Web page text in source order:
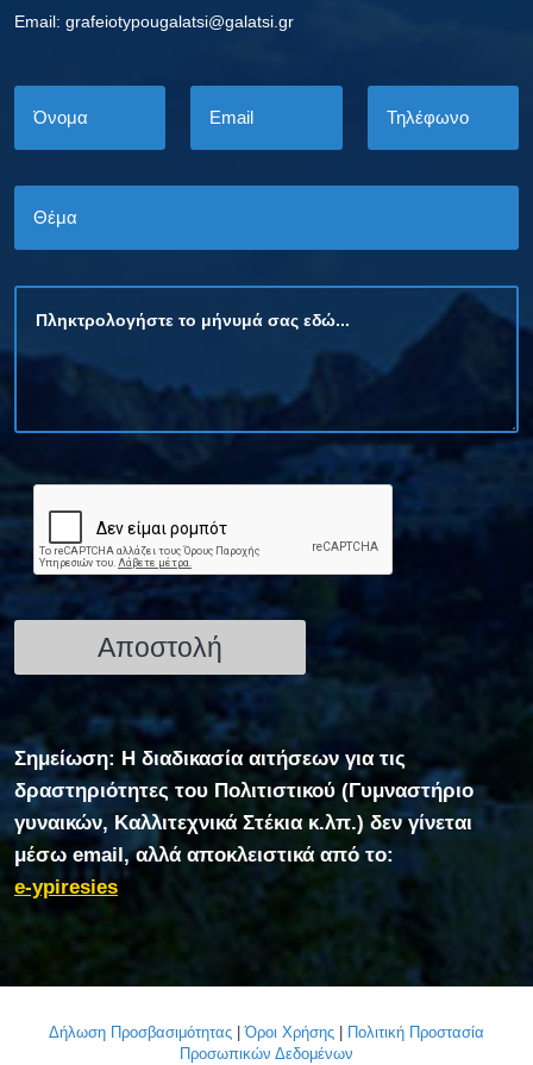
Εmail: grafeiotypougalatsi@galatsi.gr
Σημείωση: Η διαδικασία αιτήσεων για τις
δραστηριότητες του Πολιτιστικού (Γυμναστήριο
γυναικών, Καλλιτεχνικά Στέκια κ.λπ.) δεν γίνεται
μέσω email, αλλά αποκλειστικά από το:
e-ypiresies
Δήλωση Προσβασιμότητας |Όροι Χρήσης
Πολιτική Προστασία
Προσωπικών Δεδομένων